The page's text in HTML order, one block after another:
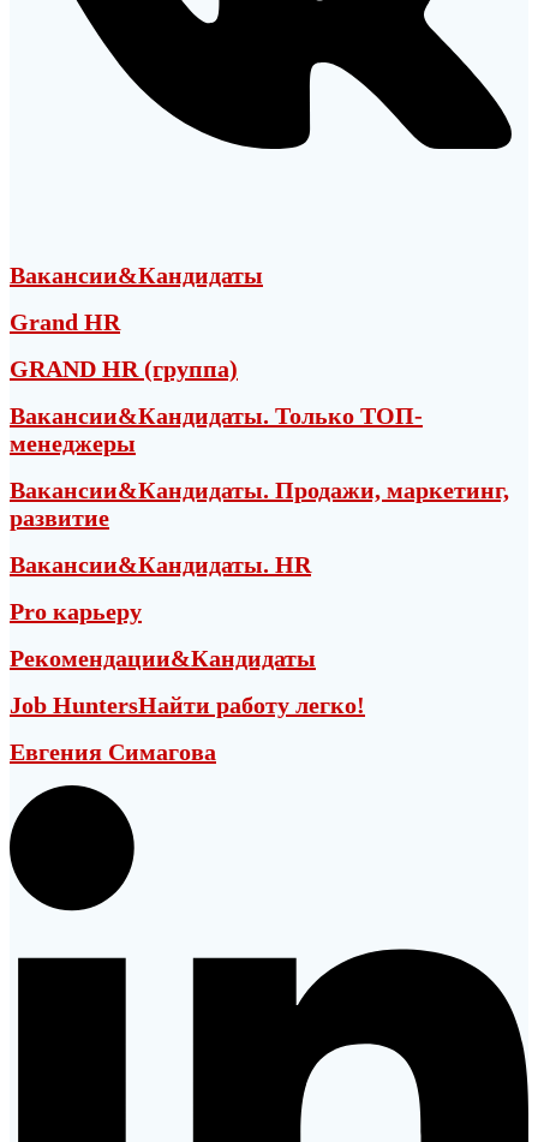
Вакансии&Кандидаты
Grand HR
GRAND HR (группа)
Вакансии&Кандидаты. Только ТОП-
менеджеры
Вакансии&Кандидаты. Продажи, маркетинг,
развитие
Вакансии&Кандидаты. HR
Pro карьеру
Рекомендации&Кандидаты
Job HuntersНайти работу легко!
Евгения Симагова